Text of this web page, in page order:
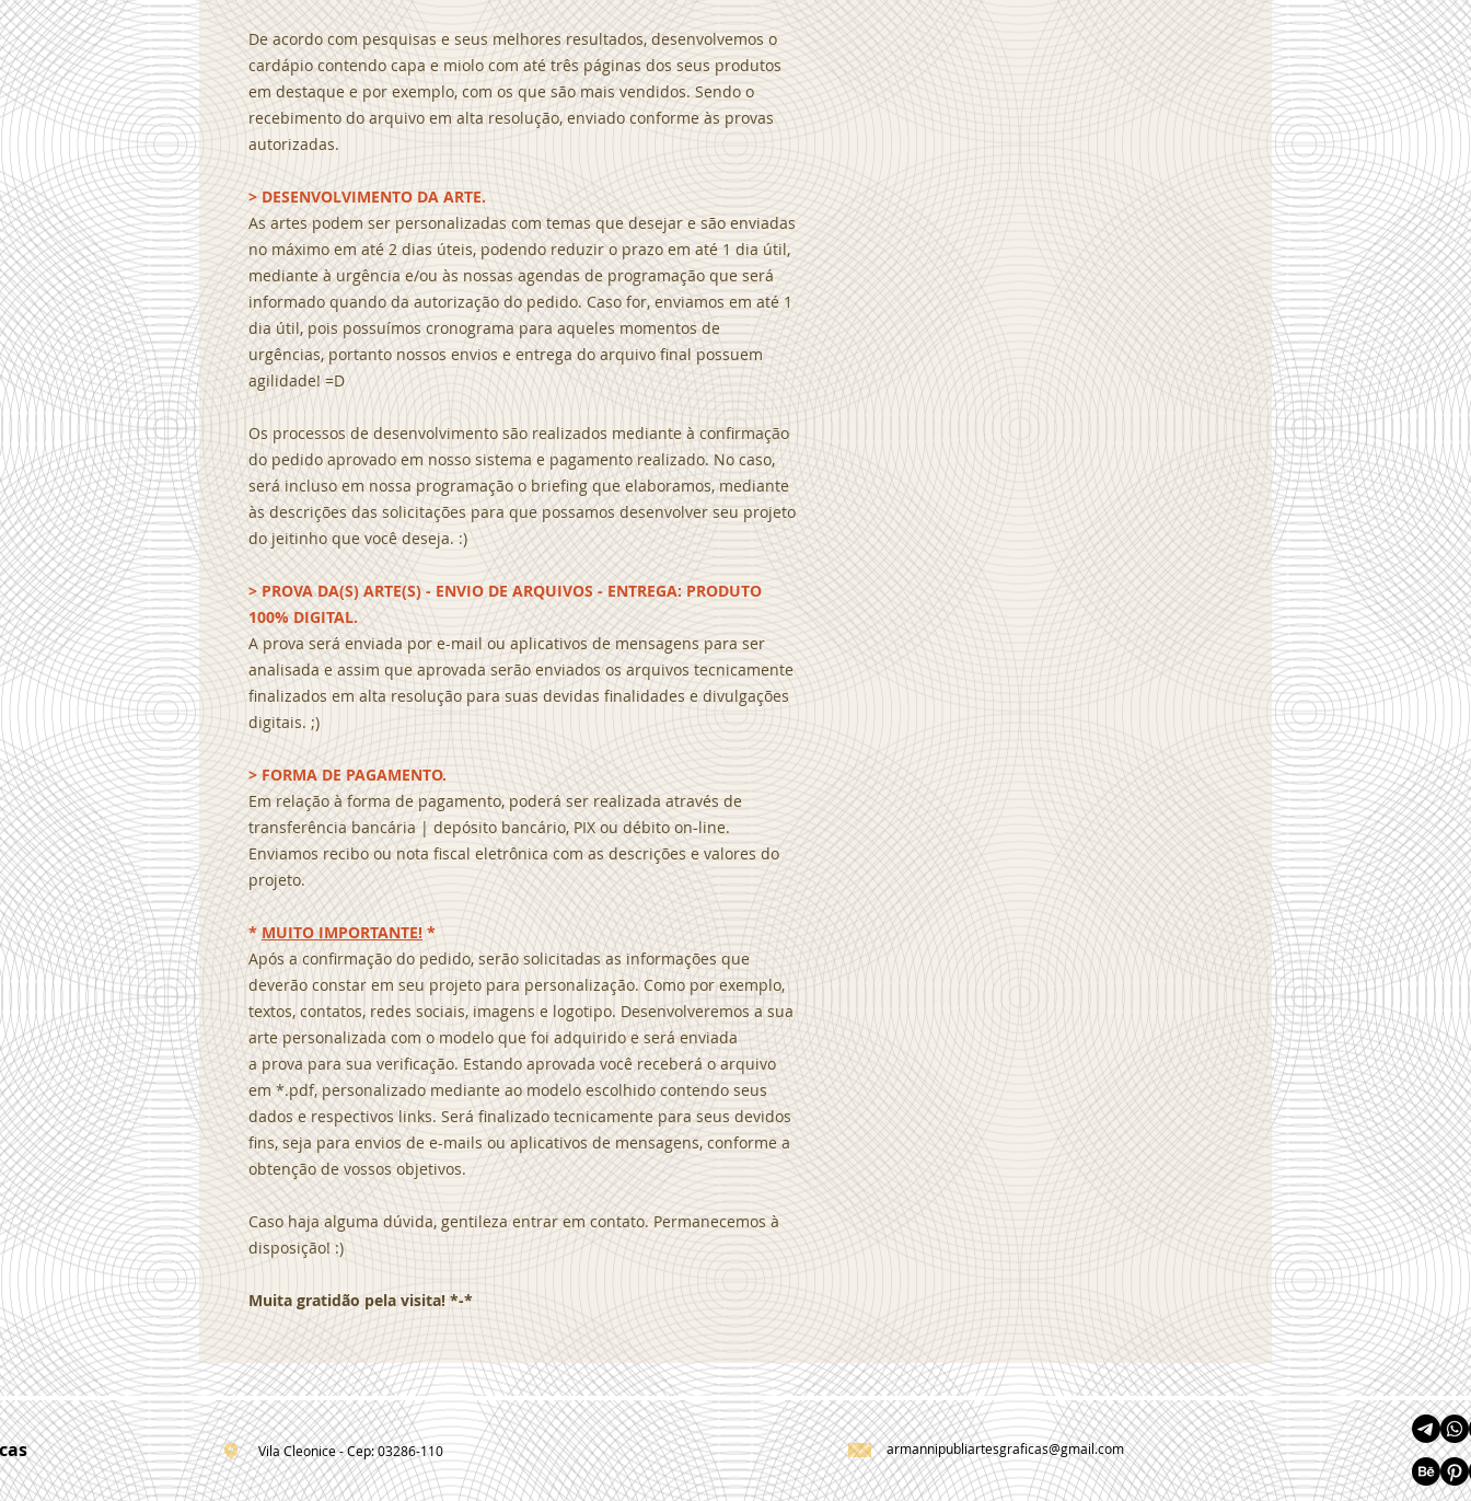
De acordo com pesquisas e seus melhores resultados, desenvolvemos o
cardápio contendo capa e miolo com até três páginas dos seus produtos
em destaque e por exemplo, com os que são mais vendidos. Sendo o
recebimento do arquivo em alta resolução, enviado conforme às provas
autorizadas.
> DESENVOLVIMENTO DA ARTE.
As artes podem ser personalizadas com temas que desejar e são enviadas
no máximo em até 2 dias úteis, podendo reduzir o prazo em até 1 dia útil,
mediante à urgência e/ou às nossas agendas de programação que será
informado quando da autorização do pedido. Caso for, enviamos em até 1
dia útil, pois possuímos cronograma para aqueles momentos de
urgências, portanto nossos envios e entrega do arquivo final possuem
agilidade! =D
Os processos de desenvolvimento são realizados mediante à confirmação
do pedido aprovado em nosso sistema e pagamento realizado. No caso,
será incluso em nossa programação o briefing que elaboramos, mediante
às descrições das solicitações para que possamos desenvolver seu projeto
do jeitinho que você deseja. :)
> PROVA DA(S) ARTE(S) - ENVIO DE ARQUIVOS - ENTREGA: PRODUTO
100% DIGITAL.
A prova será enviada por e-mail ou aplicativos de mensagens para ser
analisada e assim que aprovada serão enviados os arquivos tecnicamente
finalizados em alta resolução para suas devidas finalidades e divulgações
digitais. ;)
> FORMA DE PAGAMENTO.
Em relação à forma de pagamento, poderá ser realizada através de
transferência bancária | depósito bancário, PIX ou débito on-line.
Enviamos recibo ou nota fiscal eletrônica com as descrições e valores do
projeto.
* MUITO IMPORTANTE! *
Após a confirmação do pedido, serão solicitadas as informações que
deverão constar em seu projeto para personalização. Como por exemplo,
textos, contatos, redes sociais, imagens e logotipo. Desenvolveremos a sua
arte personalizada com o modelo que foi adquirido e será enviada
a prova para sua verificação. Estando aprovada você receberá o arquivo
em *.pdf, personalizado mediante ao modelo escolhido contendo seus
dados e respectivos links. Será finalizado tecnicamente para seus devidos
fins, seja para envios de e-mails ou aplicativos de mensagens, conforme a
obtenção de vossos objetivos.
Caso haja alguma dúvida, gentileza entrar em contato. Permanecemos à
disposição! :)
Muita gratidão pela visita! *-*
Vila Cleonice - Cep: 03286-110 armannipubliartesgraficas@gmail.com